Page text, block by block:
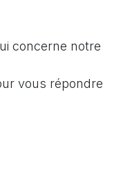
concerne notre
vous répondre